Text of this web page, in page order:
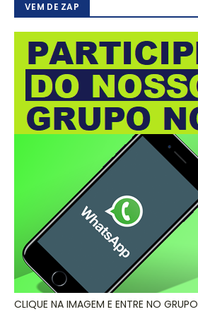
VEM DE ZAP
CLIQUE NA IMAGEM E ENTRE NO GRUPO